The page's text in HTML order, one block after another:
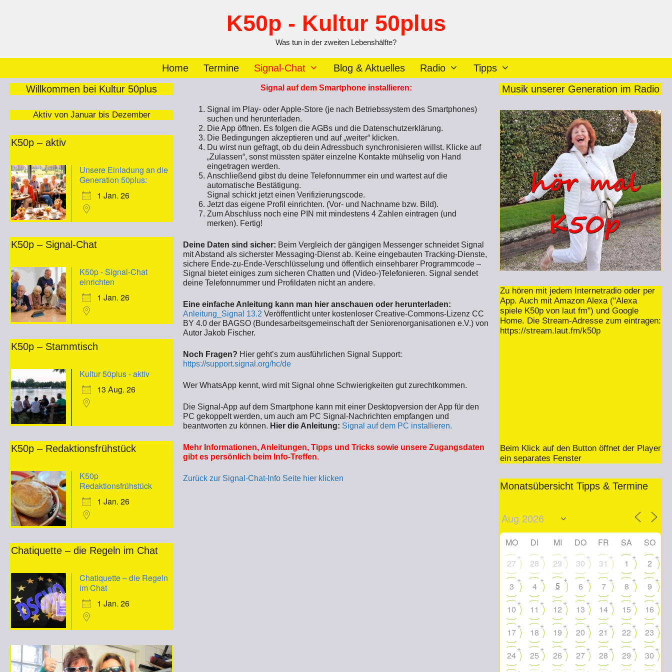
K50p - Kultur 50plus
Was tun in der zweiten Lebenshälfte?
Home Termine Signal-Chat Blog & Aktuelles Radio Tipps
Signal auf dem Smartphone installieren:
Signal im Play- oder Apple-Store (je nach Betriebssystem des Smartphones)
suchen und herunterladen.
Die App öffnen. Es folgen die AGBs und die Datenschutzerklärung.
Die Bedingungen akzeptieren und auf „weiter“ klicken.
Du wirst nun gefragt, ob du dein Adressbuch synchronisieren willst. Klicke auf
„Zulassen“, sonst müssten später einzelne Kontakte mühselig von Hand
eingetragen werden.
Anschließend gibst du deine Telefonnummer ein und wartest auf die
automatische Bestätigung.
Signal schickt jetzt einen Verifizierungscode.
Jetzt das eigene Profil einrichten. (Vor- und Nachname bzw. Bild).
Zum Abschluss noch eine PIN mit mindestens 4 Zahlen eintragen (und
merken). Fertig!
Deine Daten sind sicher: Beim Vergleich der gängigen Messenger schneidet Signal
mit Abstand als sicherster Messaging-Dienst ab. Keine eingebauten Tracking-Dienste,
sichere Ende-zu-Ende-Verschlüsselung und öffentlich einsehbarer Programmcode –
Signal bietet einiges zum sicheren Chatten und (Video-)Telefonieren. Signal sendet
deine Telefonnummer und Profildaten nicht an andere.
Eine einfache Anleitung kann man hier anschauen oder herunterladen:
Anleitung_Signal 13.2 Veröffentlicht unter kostenloser Creative-Commons-Lizenz CC
BY 4.0 der BAGSO (Bundesarbeitsgemeinschaft der Seniorenorganisationen e.V.) von
Autor Jakob Fischer.
Noch Fragen? Hier geht’s zum ausführlichen Signal Support:
https://support.signal.org/hc/de
Wer WhatsApp kennt, wird mit Signal ohne Schwierigkeiten gut zurechtkommen.
Die Signal-App auf dem Smartphone kann mit einer Desktopversion der App für den
PC gekoppelt werden, um auch am PC Signal-Nachrichten empfangen und
beantworten zu können. Hier die Anleitung: Signal auf dem PC installieren.
Mehr Informationen, Anleitungen, Tipps und Tricks sowie unsere Zugangsdaten
gibt es persönlich beim Info-Treffen.
Zurück zur Signal-Chat-Info Seite hier klicken
Willkommen bei Kultur 50plus
Aktiv von Januar bis Dezember
K50p – aktiv
Unsere Einladung an die
Generation 50plus:
1 Jan. 26
K50p – Signal-Chat
K50p - Signal-Chat
einrichten
1 Jan. 26
K50p – Stammtisch
Kultur 50plus - aktiv
13 Aug. 26
K50p – Redaktionsfrühstück
K50p
Redaktionsfrühstück
1 Jan. 26
Chatiquette – die Regeln im Chat
Chatiquette – die Regeln
im Chat
1 Jan. 26
Musik unserer Generation im Radio
Zu hören mit jedem Internetradio oder per
App. Auch mit Amazon Alexa ("Alexa
spiele K50p von laut fm") und Google
Home. Die Stream-Adresse zum eintragen:
https://stream.laut.fm/k50p
Beim Klick auf den Button öffnet der Player
ein separates Fenster
Monatsübersicht Tipps & Termine
MO DI MI DO FR SA
SO
27
+
28
+
29
+
30
+
31
+
1
+
2
+
3
+
4
+
5
+
6
+
7
+
8
+
9
+
10
+
11
+
12
+
13
+
14
+
15
+
16
+
17
+
18
+
19
+
20
+
21
+
22
+
23
+
24
+
25
+
26
+
27
+
28
+
29
+
30
+